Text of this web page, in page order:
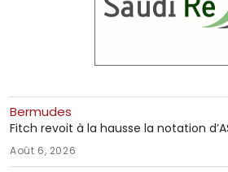
Bermudes
Fitch revoit à la hausse la notation
Août 6, 2026